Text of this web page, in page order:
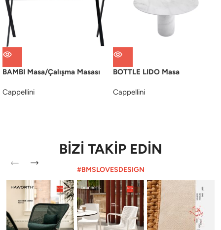
BAMBI Masa/Çalışma Masası
Cappellini
BOTTLE LIDO Masa
Cappellini
BİZİ TAKİP EDİN
#BMSLOVESDESIGN